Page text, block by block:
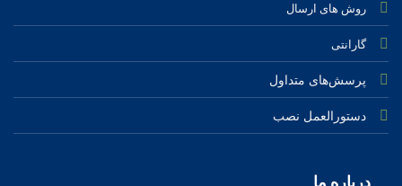
روش های ارسال
گارانتی
پرسش‌های متداول
دستورالعمل نصب
درباره ‌ما